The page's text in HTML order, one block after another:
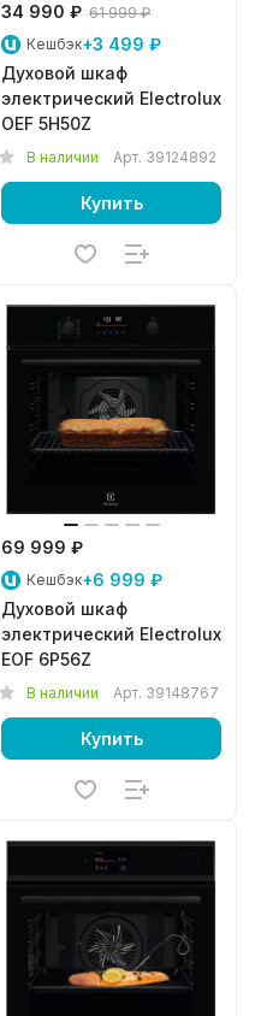
34 990 ₽ 61 999 ₽
Кешбэк+3 499 ₽
Духовой шкаф
электрический Electrolux
OEF 5H50Z
В наличии Арт. 39124892
Купить
69 999 ₽
Кешбэк+6 999 ₽
Духовой шкаф
электрический Electrolux
EOF 6P56Z
В наличии Арт. 39148767
Купить